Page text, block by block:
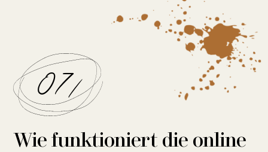
07/
Wie funktioniert die online